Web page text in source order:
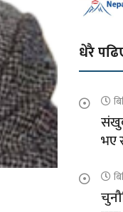
धेरै
भए